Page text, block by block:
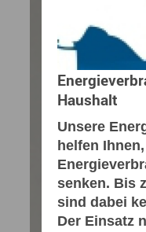
Haushalt
Unsere
helfen
senken. Bis
sind dabei
Der Einsatz